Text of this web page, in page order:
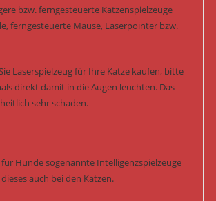
bzw. ferngesteuerte Katzenspielzeuge
ferngesteuerte Mäuse, Laserpointer bzw.
Laserspielzeug für Ihre Katze kaufen, bitte
direkt damit in die Augen leuchten. Das
sehr schaden.
für Hunde sogenannte Intelligenzspielzeuge
auch bei den Katzen.